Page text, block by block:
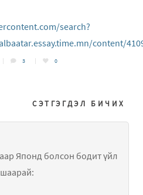
search?
content/
3 0
СЭТГЭГДЭЛ БИЧИХ
Японд болсон бодит үйл